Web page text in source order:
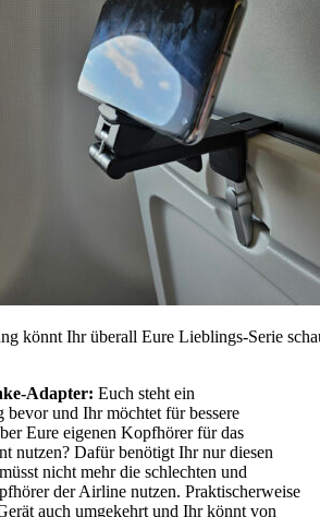
könnt Ihr überall Eure Lieblings-Serie
Adapter: Euch steht ein
bevor und Ihr möchtet für bessere
Eure eigenen Kopfhörer für das
nutzen? Dafür benötigt Ihr nur diesen
nicht mehr die schlechten und
der Airline nutzen. Praktischerweise
auch umgekehrt und Ihr könnt von